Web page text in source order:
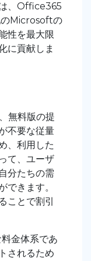
、Office365
Microsoftの
性を最大限
に貢献しま
無料版の提
不要な従量
、利用した
て、ユーザ
分たちの需
できます。
ことで割引
金体系であ
されるため